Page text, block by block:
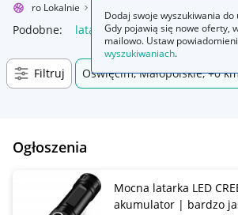
Allegro Lokalnie
Podobne: latarka latarka uv latarki
Filtruj Oświęcim, Małopolskie, +0
Ogłoszenia
Mocna latarka LED
akumulator | bardzo
Dodaj swoje wyszukiwania do
Gdy pojawią się nowe oferty,
mailowo. Ustaw
wyszukiwaniach.